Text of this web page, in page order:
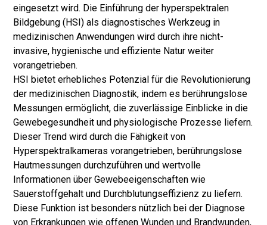
eingesetzt wird. Die Einführung der hyperspektralen
Bildgebung (HSI) als diagnostisches Werkzeug in
medizinischen Anwendungen wird durch ihre nicht-
invasive, hygienische und effiziente Natur weiter
vorangetrieben.
HSI bietet erhebliches Potenzial für die Revolutionierung
der medizinischen Diagnostik, indem es berührungslose
Messungen ermöglicht, die zuverlässige Einblicke in die
Gewebegesundheit und physiologische Prozesse liefern.
Dieser Trend wird durch die Fähigkeit von
Hyperspektralkameras vorangetrieben, berührungslose
Hautmessungen durchzuführen und wertvolle
Informationen über Gewebeeigenschaften wie
Sauerstoffgehalt und Durchblutungseffizienz zu liefern.
Diese Funktion ist besonders nützlich bei der Diagnose
von Erkrankungen wie offenen Wunden und Brandwunden,